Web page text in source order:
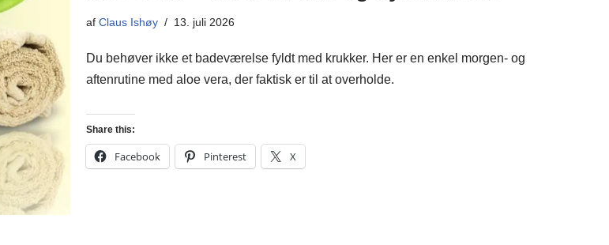
af Claus Ishøy 13. juli 2026
Du behøver ikke et badeværelse fyldt med krukker. Her er en enkel morgen- og
aftenrutine med aloe vera, der faktisk er til at overholde.
Share this:
Facebook Pinterest X